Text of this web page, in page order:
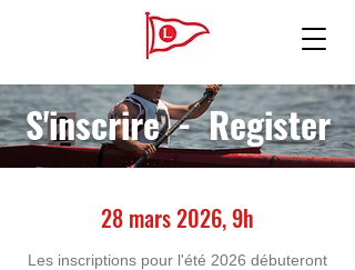
S'inscrire - Register
28 mars 2026, 9h
Les inscriptions pour l'été 2026 débuteront